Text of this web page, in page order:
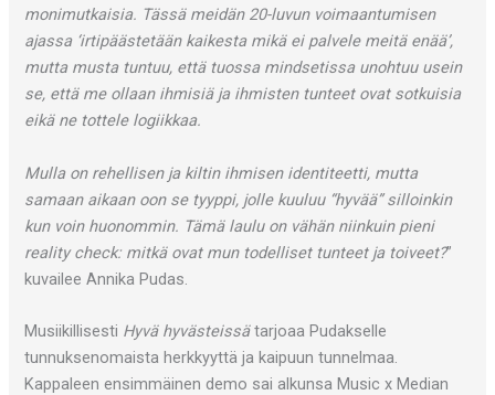
monimutkaisia. Tässä meidän 20-luvun voimaantumisen
ajassa ‘irtipäästetään kaikesta mikä ei palvele meitä enää’,
mutta musta tuntuu, että tuossa mindsetissa unohtuu usein
se, että me ollaan ihmisiä ja ihmisten tunteet ovat sotkuisia
eikä ne tottele logiikkaa.
Mulla on rehellisen ja kiltin ihmisen identiteetti, mutta
samaan aikaan oon se tyyppi, jolle kuuluu “hyvää” silloinkin
kun voin huonommin. Tämä laulu on vähän niinkuin pieni
reality check: mitkä ovat mun todelliset tunteet ja toiveet?”
kuvailee Annika Pudas.
Musiikillisesti Hyvä hyvästeissätarjoaa Pudakselle
tunnuksenomaista herkkyyttä ja kaipuun tunnelmaa.
Kappaleen ensimmäinen demo sai alkunsa Music x Median